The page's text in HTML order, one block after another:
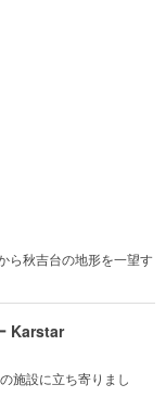
ら秋吉台の地形を一望す
Karstar
施設に立ち寄りまし